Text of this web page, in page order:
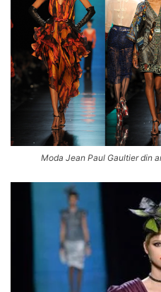
Moda Jean Paul Gaultier din